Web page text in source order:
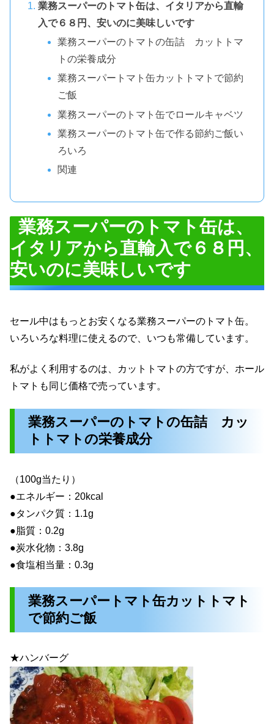
業務スーパーのトマト缶は、イタリアから直輸
入で６８円、安いのに美味しいです
業務スーパーのトマトの缶詰 カットトマ
トの栄養成分
業務スーパートマト缶カットトマトで節約
ご飯
業務スーパーのトマト缶でロールキャベツ
業務スーパーのトマト缶で作る節約ご飯い
ろいろ
関連
業務スーパーのトマト缶は、
イタリアから直輸入で６８円、
安いのに美味しいです
セール中はもっとお安くなる業務スーパーのトマト缶。
いろいろな料理に使えるので、いつも常備しています。
私がよく利用するのは、カットトマトの方ですが、ホール
トマトも同じ価格で売っています。
業務スーパーのトマトの缶詰 カッ
トトマトの栄養成分
（100g当たり）
●エネルギー：20kcal
●タンパク質：1.1g
●脂質：0.2g
●炭水化物：3.8g
●食塩相当量：0.3g
業務スーパートマト缶カットトマト
で節約ご飯
★ハンバーグ